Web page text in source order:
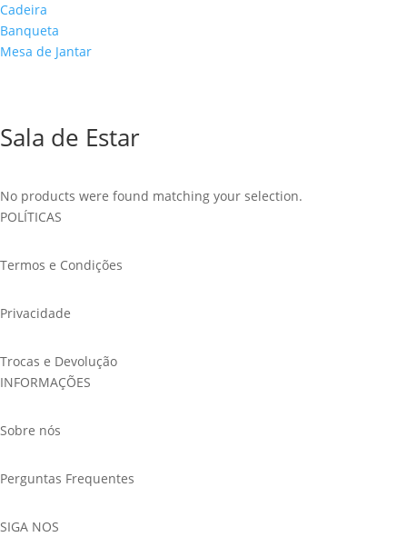
Cadeira
Banqueta
Mesa de Jantar
Sala de Estar
No products were found matching your selection.
POLÍTICAS
Termos e Condições
Privacidade
Trocas e Devolução
INFORMAÇÕES
Sobre nós
Perguntas Frequentes
SIGA NOS